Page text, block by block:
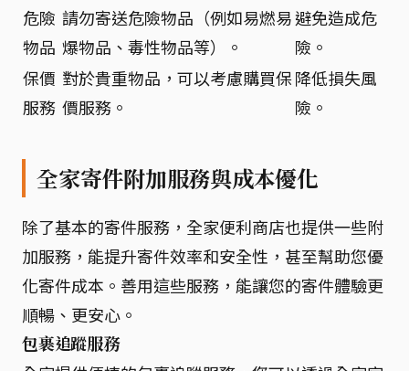
危險
物品
請勿寄送危險物品（例如易燃易
爆物品、毒性物品等）。
避免造成危
險。
保價
服務
對於貴重物品，可以考慮購買保
價服務。
降低損失風
險。
全家寄件附加服務與成本優化
除了基本的寄件服務，全家便利商店也提供一些附
加服務，能提升寄件效率和安全性，甚至幫助您優
化寄件成本。善用這些服務，能讓您的寄件體驗更
順暢、更安心。
包裹追蹤服務